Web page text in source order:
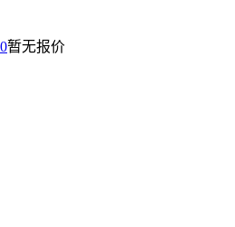
暂无报价